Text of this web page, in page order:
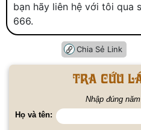
bạn hãy liên hệ với tôi qua
666.
Chia Sẻ Link
Tra cứu
Nhập đúng
Họ và tên: